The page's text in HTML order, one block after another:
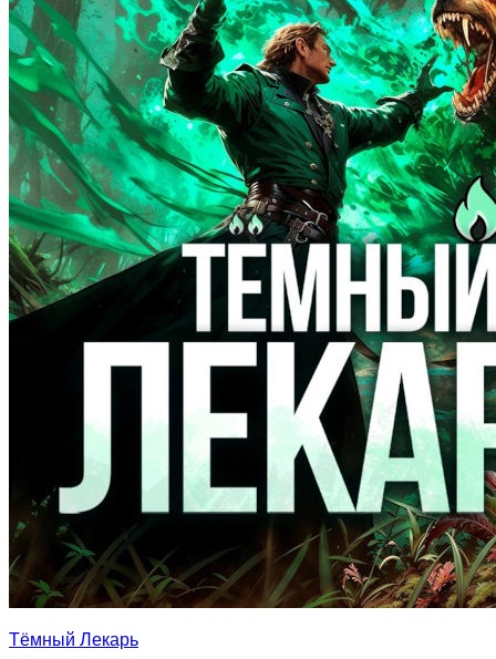
Тёмный Лекарь